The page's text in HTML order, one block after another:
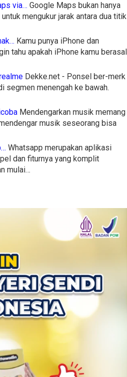
via… Google Maps bukan hanya
mengukur jarak antara dua titik
Kamu punya iPhone dan
tahu apakah iPhone kamu berasal
Dekke.net - Ponsel ber-merk
segmen menengah ke bawah.
Mendengarkan musik memang
musik seseorang bisa
Whatsapp merupakan aplikasi
dan fiturnya yang komplit
mulai…